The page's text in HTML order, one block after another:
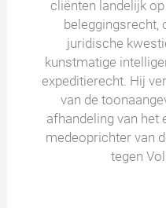
cliënten landelijk
beleggingsrecht,
juridische
kunstmatige
expeditierecht. Hij
van de
afhandeling van het
medeoprichter van
tegen